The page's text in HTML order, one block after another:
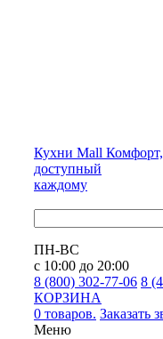
Кухни Mall Комфорт,
доступный
каждому
ПН-ВС
с 10:00 до 20:00
8 (800) 302-77-06 8
КОРЗИНА
0 товаров. Заказать
Меню